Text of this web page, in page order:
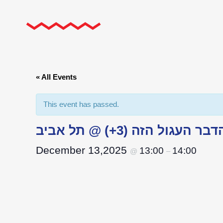
« All Events
This event has passed.
העגול הזה (3+) @ תל אביב
December 13,2025 @ 13:00 – 14:00